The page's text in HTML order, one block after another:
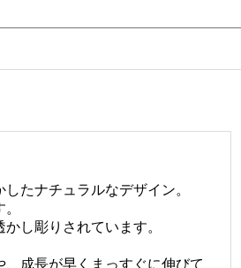
たナチュラルなデザイン。
し彫りされています。
成長が早くまっすぐに伸びて